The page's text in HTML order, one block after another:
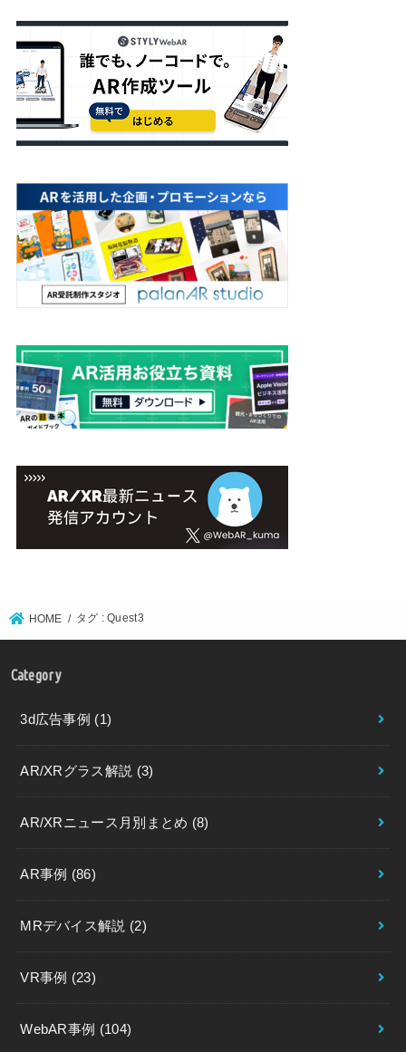
HOME タグ : Quest3
Category
3d広告事例 (1)
AR/XRグラス解説 (3)
AR/XRニュース月別まとめ (8)
AR事例 (86)
MRデバイス解説 (2)
VR事例 (23)
WebAR事例 (104)